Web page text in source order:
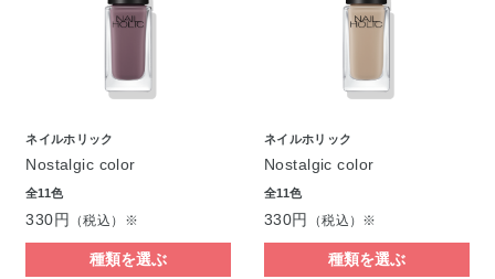
ネイルホリック
Nostalgic color
全11色
330円 （税込）※
種類を選ぶ
ネイルホリック
Nostalgic color
全11色
330円 （税込）※
種類を選ぶ